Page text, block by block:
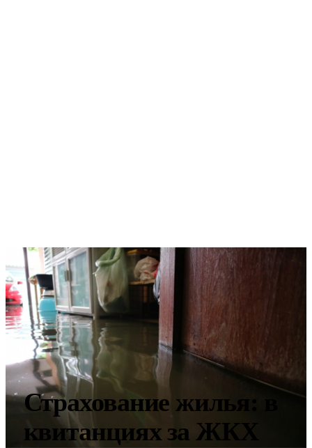
Страхование жилья: в
квитанциях за ЖКХ